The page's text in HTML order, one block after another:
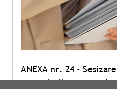
ANEXA nr. 24 -
procedurii succesorale